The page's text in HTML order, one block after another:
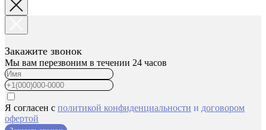
Закажите звонок
Мы вам перезвоним в течении 24 часов
Я согласен с политикой конфиденциальности и договором
офертой